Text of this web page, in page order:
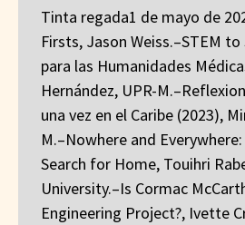
Tinta regada1 de mayo de
Firsts, Jason Weiss.–STEM
para las Humanidades
Hernández, UPR-
una vez en el Caribe (2023),
M.–Nowhere and
Search for Home, Touihri
University.–Is Cormac
Engineering Project?, Ivette